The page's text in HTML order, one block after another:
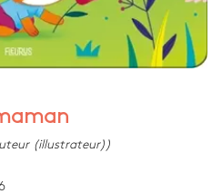
(illustrateur))